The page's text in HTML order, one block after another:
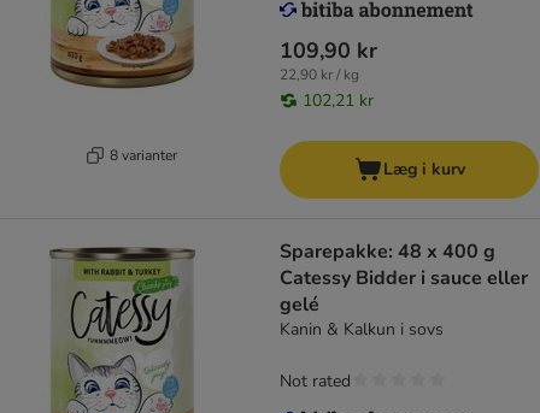
8 varianter
109,90 kr
22,90 kr / kg
102,21 kr
Læg i kurv
Sparepakke: 48 x 400 g
Catessy Bidder i sauce eller
gelé
Kanin & Kalkun i sovs
Not rated